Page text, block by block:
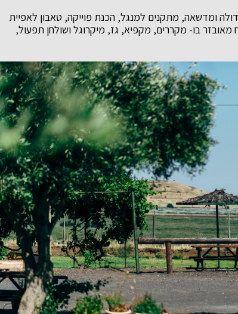
ומדשאה, מתקנים למנגל, הכנת פוייקה, טאבון לאפיית
מאובזר בו- מקררים, מקפיא, גז, מיקרוגל ושולחן תפעול,